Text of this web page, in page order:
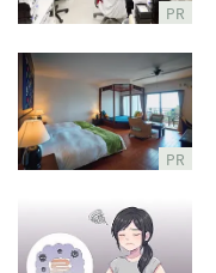
PR
PR